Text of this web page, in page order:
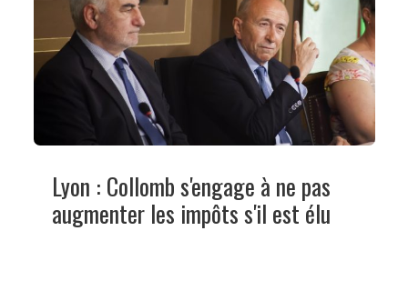
Lyon : Collomb s'engage à ne pas
augmenter les impôts s'il est élu